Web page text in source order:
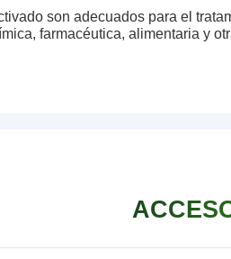
son adecuados para el
farmacéutica, alimentaria y